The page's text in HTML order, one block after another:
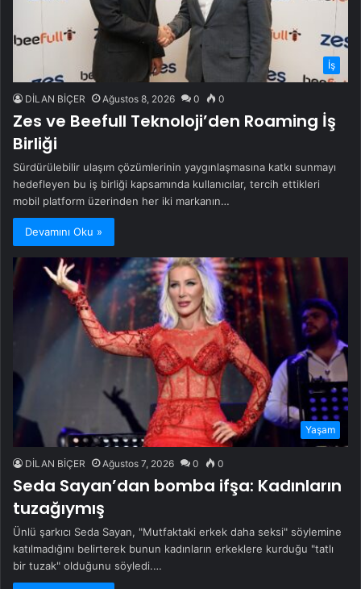
İş
DİLAN BİÇER Ağustos 8, 2026 0 0
Zes ve Beefull Teknoloji’den Roaming İş
Birliği
Sürdürülebilir ulaşım çözümlerinin yaygınlaşmasına katkı sunmayı
hedefleyen bu iş birliği kapsamında kullanıcılar, tercih ettikleri
mobil platform üzerinden her iki markanın…
Devamını Oku »
Yaşam
DİLAN BİÇER Ağustos 7, 2026 0 0
Seda Sayan’dan bomba ifşa: Kadınların
tuzağıymış
Ünlü şarkıcı Seda Sayan, "Mutfaktaki erkek daha seksi" söylemine
katılmadığını belirterek bunun kadınların erkeklere kurduğu "tatlı
bir tuzak" olduğunu söyledi.…